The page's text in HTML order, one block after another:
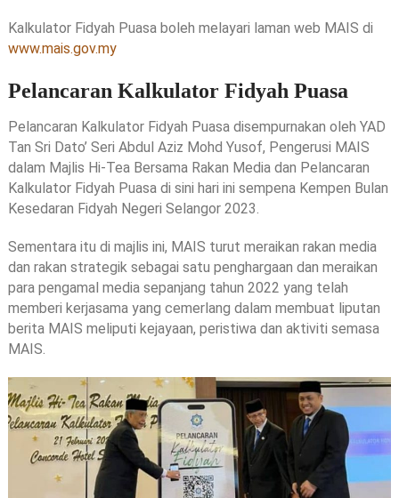
Kalkulator Fidyah Puasa boleh melayari laman web MAIS di
www.mais.gov.my
Pelancaran Kalkulator Fidyah Puasa
Pelancaran Kalkulator Fidyah Puasa disempurnakan oleh YAD
Tan Sri Dato’ Seri Abdul Aziz Mohd Yusof, Pengerusi MAIS
dalam Majlis Hi-Tea Bersama Rakan Media dan Pelancaran
Kalkulator Fidyah Puasa di sini hari ini sempena Kempen Bulan
Kesedaran Fidyah Negeri Selangor 2023.
Sementara itu di majlis ini, MAIS turut meraikan rakan media
dan rakan strategik sebagai satu penghargaan dan meraikan
para pengamal media sepanjang tahun 2022 yang telah
memberi kerjasama yang cemerlang dalam membuat liputan
berita MAIS meliputi kejayaan, peristiwa dan aktiviti semasa
MAIS.